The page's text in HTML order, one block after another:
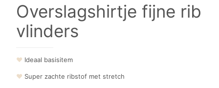
Overslagshirtje fijne rib
vlinders
❤ Ideaal basisitem
❤ Super zachte ribstof met stretch